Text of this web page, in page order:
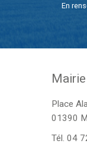
En
Place
01390
Tél.04